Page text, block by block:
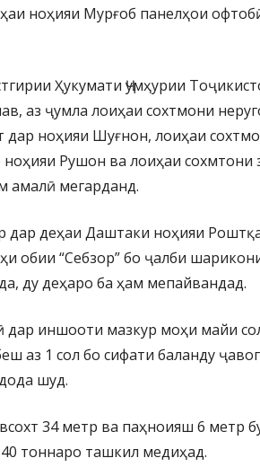
ноҳияи Мурғоб панелҳои
Ҳукумати Ҷумҳурии
аз ҷумла лоиҳаи сохтмони
ноҳияи Шуғнон, лоиҳаи
Рушон ва лоиҳаи сохмтони
мегарданд.
дар деҳаи Даштаки ноҳияи
обии “Себзор” бо ҷалби
ду деҳаро ба ҳам мепайвандад.
дар иншооти мазкур моҳи майи
аз 1 сол бо сифати баланду
шуд.
34 метр ва паҳноияш 6 метр
тоннаро ташкил медиҳад.